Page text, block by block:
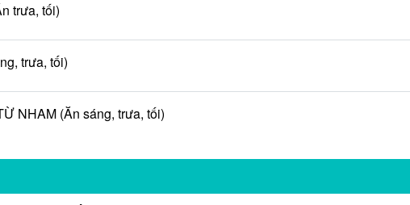
trưa, tối)
trưa, tối)
NHAM (Ăn sáng, trưa, tối)